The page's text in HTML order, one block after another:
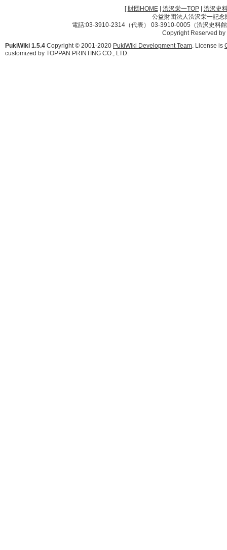
[財団HOME| 渋沢栄一TOP| 渋沢史
公益財団法人渋沢栄一記
電話:03-3910-2314（代表） 03-3910-0005（渋沢史料
Copyright Reserved
PukiWiki 1.5.4 Copyright © 2001-2020 PukiWiki Development Team. License is
customized by TOPPAN PRINTING CO., LTD.